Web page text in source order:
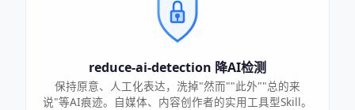
reduce-ai-detection 降AI检测
保持原意、人工化表达，洗掉"然而""此外""总的来
说"等AI痕迹。自媒体、内容创作者的实用工具型Skill。